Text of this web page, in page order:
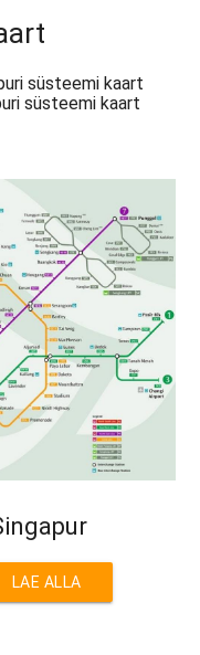
süsteemi kaart
süsteemi kaart
LAE ALLA